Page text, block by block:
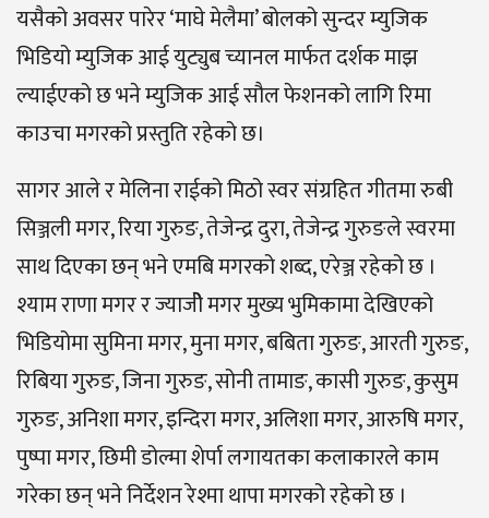
यसैको अवसर पारेर ‘माघे मेलैमा’ बोलको सुन्दर म्युजिक
भिडियो म्युजिक आई युट्युब च्यानल मार्फत दर्शक माझ
ल्याईएको छ भने म्युजिक आई सौल फेशनको लागि रिमा
काउचा मगरको प्रस्तुति रहेको छ।
सागर आले र मेलिना राईको मिठो स्वर संग्रहित गीतमा रुबी
सिञ्जली मगर, रिया गुरुङ, तेजेन्द्र दुरा, तेजेन्द्र गुरुङले स्वरमा
साथ दिएका छन् भने एमबि मगरको शब्द, एरेञ्ज रहेको छ ।
श्याम राणा मगर र ज्याजीे मगर मुख्य भुमिकामा देखिएको
भिडियोमा सुमिना मगर, मुना मगर, बबिता गुरुङ, आरती गुरुङ,
रिबिया गुरुङ, जिना गुरुङ, सोनी तामाङ, कासी गुरुङ, कुसुम
गुरुङ, अनिशा मगर, इन्दिरा मगर, अलिशा मगर, आरुषि मगर,
पुष्पा मगर, छिमी डोल्मा शेर्पा लगायतका कलाकारले काम
गरेका छन् भने निर्देशन रेश्मा थापा मगरको रहेको छ ।